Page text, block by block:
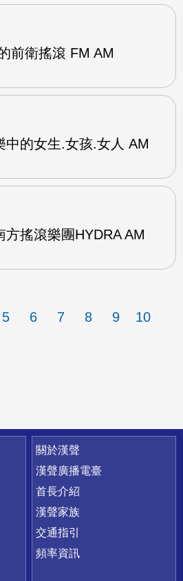
前衛搖滾 FM AM
中的女生.女孩.女人 AM
方搖滾樂團HYDRA AM
5 6 7 8 9
10
關於漢聲
漢聲廣播電臺
首長介紹
漢聲家族
交通指引
頻率資訊